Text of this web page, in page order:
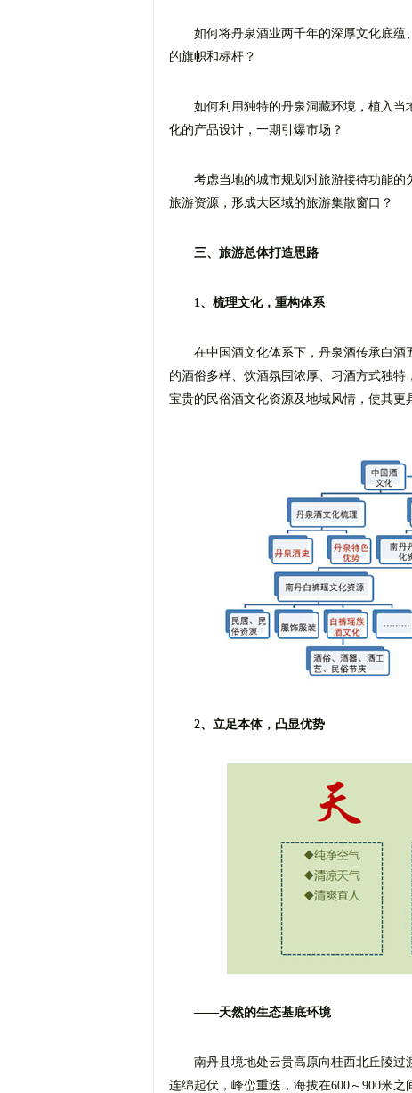
如何将丹泉酒业两千年的深厚文化底
的旗帜和标杆？
如何利用独特的丹泉洞藏环境，植入
化的产品设计，一期引爆市场？
考虑当地的城市规划对旅游接待功能
旅游资源，形成大区域的旅游集散窗口？
三、旅游总体打造思路
1、梳理文化，重构体系
在中国酒文化体系下，丹泉酒传承白
的酒俗多样、饮酒氛围浓厚、习酒方式独
宝贵的民俗酒文化资源及地域风情，使其更
2、立足本体，凸显优势
——天然的生态基底环境
南丹县境地处云贵高原向桂西北丘陵
连绵起伏，峰峦重迭，海拔在600～900米